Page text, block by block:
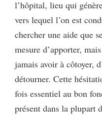
l’hôpital, lieu qui
vers lequel l’on est
chercher une aide que
mesure d’apporter,
jamais avoir à côtoyer,
détourner. Cette
fois essentiel au bon
présent dans la plupart